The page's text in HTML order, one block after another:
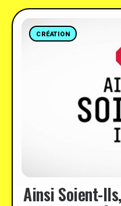
CRÉATION
Ainsi Soient-